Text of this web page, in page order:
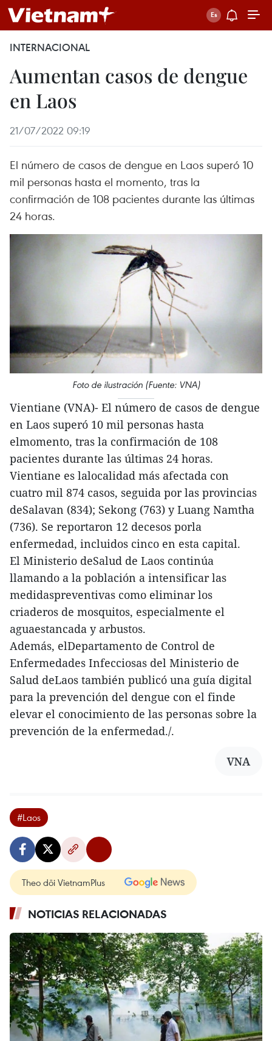
INTERNACIONAL
Aumentan casos de dengue
en Laos
21/07/2022 09:19
El número de casos de dengue en Laos superó 10
mil personas hasta el momento, tras la
confirmación de 108 pacientes durante las últimas
24 horas.
Foto de ilustración (Fuente: VNA)
Vientiane (VNA)- El número de casos de dengue
en Laos superó 10 mil personas hasta
elmomento, tras la confirmación de 108
pacientes durante las últimas 24 horas.
Vientiane es lalocalidad más afectada con
cuatro mil 874 casos, seguida por las provincias
deSalavan (834); Sekong (763) y Luang Namtha
(736). Se reportaron 12 decesos porla
enfermedad, incluidos cinco en esta capital.
El Ministerio deSalud de Laos continúa
llamando a la población a intensificar las
medidaspreventivas como eliminar los
criaderos de mosquitos, especialmente el
aguaestancada y arbustos.
Además, elDepartamento de Control de
Enfermedades Infecciosas del Ministerio de
Salud deLaos también publicó una guía digital
para la prevención del dengue con el finde
elevar el conocimiento de las personas sobre la
prevención de la enfermedad./.
VNA
#Laos
Theo dõi VietnamPlus
NOTICIAS RELACIONADAS